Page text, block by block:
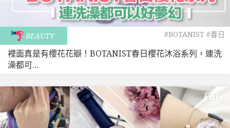
BEAUTY #BOTANIST #春日
裡面真是有櫻花花瓣！BOTANIST春日櫻花沐浴系列，連洗
澡都可...